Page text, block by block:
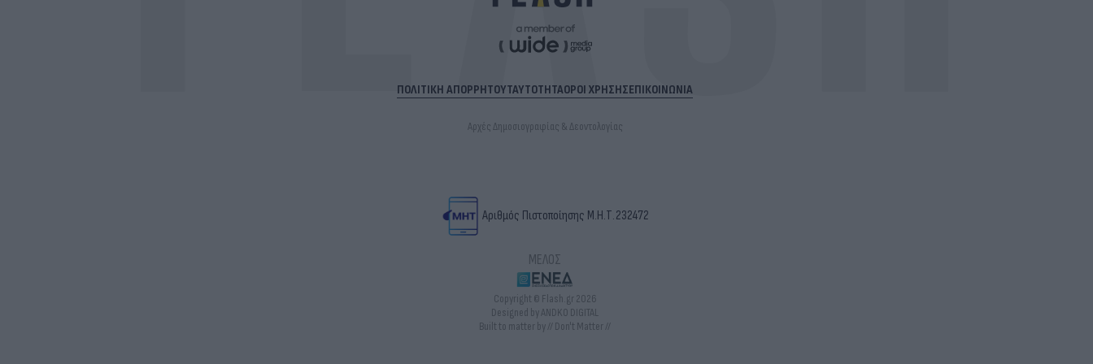
ΠΟΛΙΤΙΚΗ ΑΠΟΡΡΗΤΟΥΤΑΥΤΟΤΗΤΑΟΡΟΙ ΧΡΗΣΗΣΕΠΙΚΟΙΝΩΝΙΑ
Αρχές Δημοσιογραφίας & Δεοντολογίας
Αριθμός Πιστοποίησης Μ.Η.Τ.232472
ΜΕΛΟΣ
Copyright © Flash.gr 2026
Designed by ANDKO DIGITAL
Built to matter by // Don't Matter //